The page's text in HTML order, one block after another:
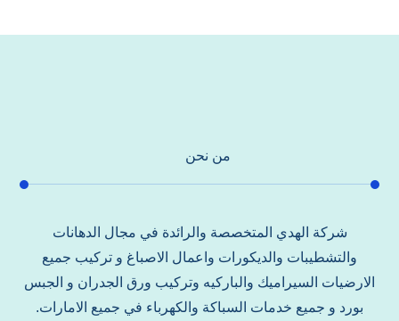
من نحن
شركة الهدي المتخصصة والرائدة في مجال الدهانات
والتشطيبات والديكورات واعمال الاصباغ و تركيب جميع
الارضيات السيراميك والباركيه وتركيب ورق الجدران و الجبس
بورد و جميع خدمات السباكة والكهرباء في جميع الامارات.